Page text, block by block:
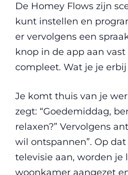
De Homey Flows zijn
kunt instellen en
er vervolgens een
knop in de app aan vast
compleet. Wat je je
Je komt thuis van je
zegt: “Goedemiddag,
relaxen?” Vervolgens
wil ontspannen”. Op
televisie aan, worden je
woonkamer aangezet